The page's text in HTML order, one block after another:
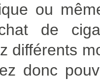
ou
de
différents
donc